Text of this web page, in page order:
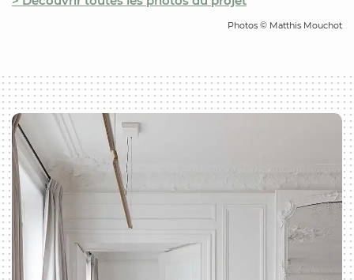
Photos © Matthis Mouchot